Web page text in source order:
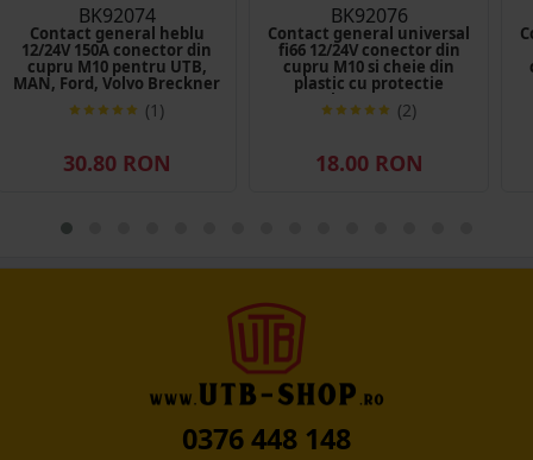
BK92074
Contact general heblu
12/24V 150A conector din
cupru M10 pentru UTB,
MAN, Ford, Volvo Breckner
Germany(1)
30.80 RON
BK92076
Contact general universal
fi66 12/24V conector din
cupru M10 si cheie din
plastic cu protectie
Breckner Germany
(2)
18.00 RON
0376 448 148